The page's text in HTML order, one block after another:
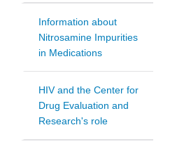
Information about
Nitrosamine Impurities
in Medications
HIV and the Center for
Drug Evaluation and
Research's role